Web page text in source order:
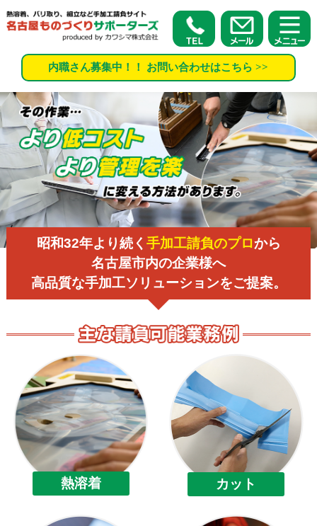
内職さん募集中！！ お問い合わせはこちら >>
昭和32年より続く 手加工請負のプロから
名古屋市内の企業様へ
高品質な手加工ソリューションをご提案。
熱溶着 カット